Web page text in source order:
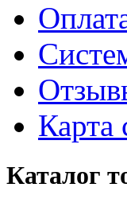
Карта
Каталог